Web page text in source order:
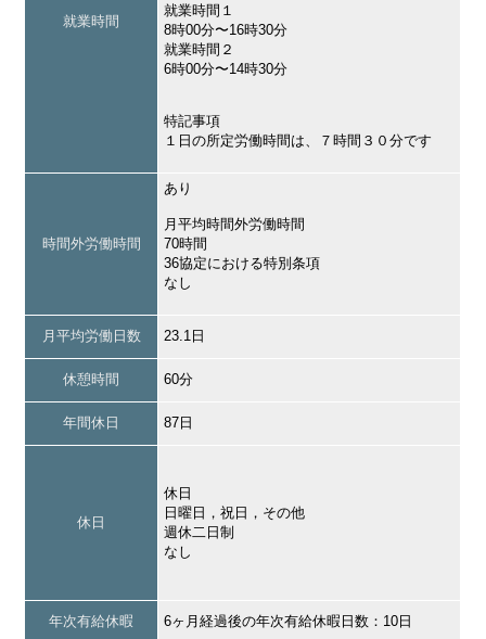
就業時間
就業時間１
8時00分〜16時30分
就業時間２
6時00分〜14時30分
特記事項
１日の所定労働時間は、７時間３０分です
時間外労働時間
あり
月平均時間外労働時間
70時間
36協定における特別条項
なし
月平均労働日数 23.1日
休憩時間 60分
年間休日 87日
休日
休日
日曜日，祝日，その他
週休二日制
なし
年次有給休暇 6ヶ月経過後の年次有給休暇日数：10日